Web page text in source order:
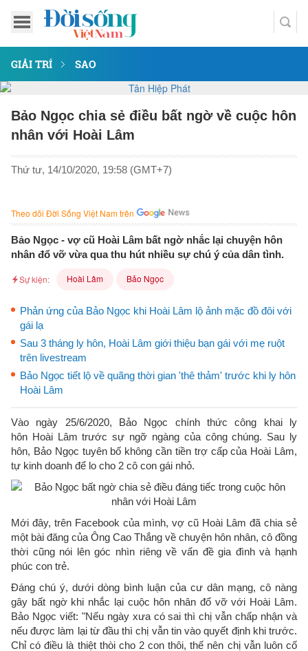
GIẢI TRÍ SAO
Bảo Ngọc chia sẻ điều bất ngờ về cuộc hôn
nhân với Hoài Lâm
Thứ tư, 14/10/2020, 19:58 (GMT+7)
Theo dõi Đời Sống Việt Nam trên
Bảo Ngọc - vợ cũ Hoài Lâm bất ngờ nhắc lại chuyện hôn
nhân đổ vỡ vừa qua thu hút nhiều sự chú ý của dân tình.
Sự kiện: Hoài Lâm Bảo Ngọc
Phản ứng của Bảo Ngọc khi Hoài Lâm lộ ảnh mặc đồ đôi với
gái lạ
Sau 3 tháng ly hôn, Hoài Lâm giới thiệu bạn gái với mẹ ruột
trên livestream
Bảo Ngọc tiết lộ về quãng thời gian 'thê thảm' trước khi ly hôn
Hoài Lâm
Vào ngày 25/6/2020, Bảo Ngọc chính thức công khai ly
hôn Hoài Lâm trước sự ngỡ ngàng của công chúng. Sau ly
hôn, Bảo Ngọc tuyên bố không cần tiền trợ cấp của Hoài Lâm,
tự kinh doanh để lo cho 2 cô con gái nhỏ.
Mới đây, trên Facebook của mình, vợ cũ Hoài Lâm đã chia sẻ
một bài đăng của Ông Cao Thắng về chuyện hôn nhân, cô đồng
thời cũng nói lên góc nhìn riêng về vấn đề gia đình và hạnh
phúc con trẻ.
Đáng chú ý, dưới dòng bình luận của cư dân mạng, cô nàng
gây bất ngờ khi nhắc lại cuộc hôn nhân đổ vỡ với Hoài Lâm.
Bảo Ngọc viết: "Nếu ngày xưa có sai thì chị vẫn chấp nhận và
nếu được làm lại từ đầu thì chị vẫn tin vào quyết định khi trước.
Chỉ có điều là thiệt thòi cho 2 con thôi, thế nên chị vẫn luôn cố